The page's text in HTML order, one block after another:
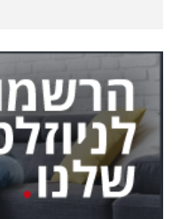
בריאות
תרבות
ופנאי
תיירות